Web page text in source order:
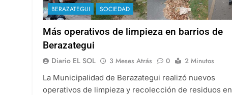
BERAZATEGUI SOCIEDAD
Más operativos de limpieza en barrios de
Berazategui
Diario EL SOL 3 Meses Atrás 0
2 Minutos
La Municipalidad de Berazategui realizó nuevos
operativos de limpieza y recolección de residuos en